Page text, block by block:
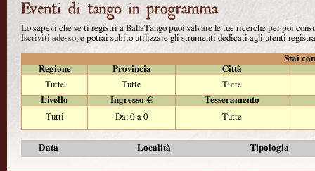
Lo sapevi che se ti registri a BallaTango puoi salvare le tue ricerche per poi
Iscriviti adesso, e potrai subito utilizzare gli strumenti dedicati agli utenti
Stai
Regione
Provincia
Città
Tutte
Tutte
Tutte
Livello
Ingresso €
Tesseramento
Tutti
Da: 0 a 0 Tutte
Data Località Tipologia